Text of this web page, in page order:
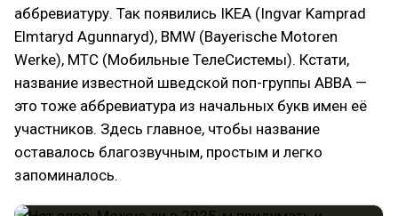
аббревиатуру. Так появились IKEA (Ingvar Kamprad
Elmtaryd Agunnaryd), BMW (Bayerische Motoren
Werke), МТС (Мобильные ТелеСистемы). Кстати,
название известной шведской поп-группы ABBA —
это тоже аббревиатура из начальных букв имен её
участников. Здесь главное, чтобы название
оставалось благозвучным, простым и легко
запоминалось.